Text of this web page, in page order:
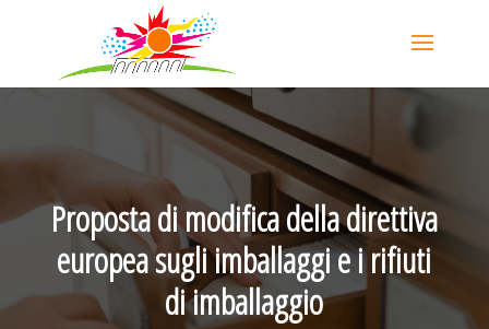
Proposta di modifica della direttiva
europea sugli imballaggi e i rifiuti
di imballaggio